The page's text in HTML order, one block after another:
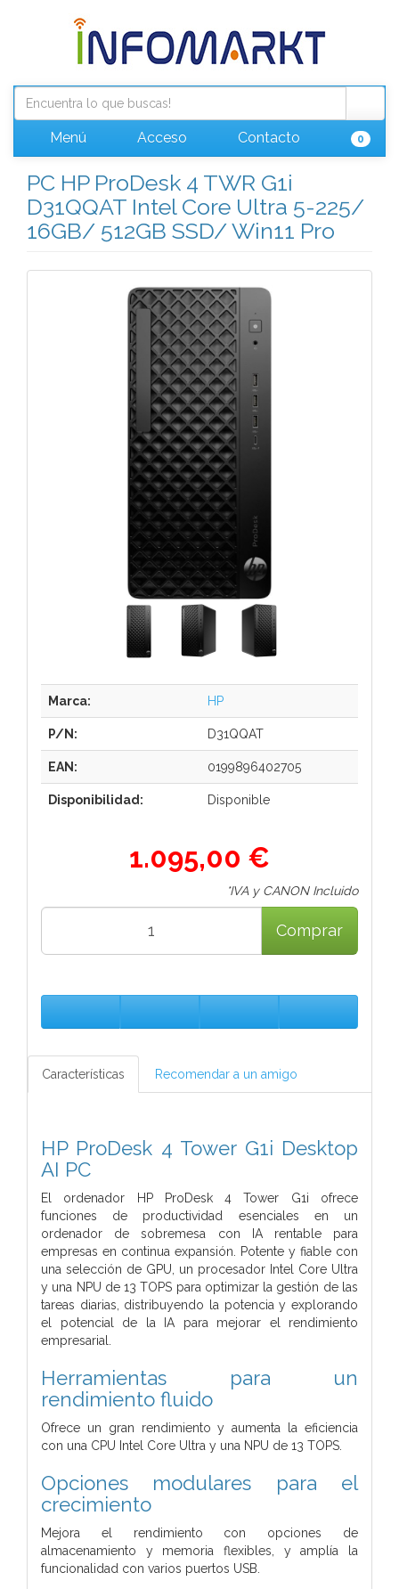
Menú Acceso Contacto 0
PC HP ProDesk 4 TWR G1i
D31QQAT Intel Core Ultra 5-225/
16GB/ 512GB SSD/ Win11 Pro
Marca: HP
P/N: D31QQAT
EAN: 0199896402705
Disponibilidad: Disponible
1.095,00 €
*IVA y CANON Incluido
Comprar
Características Recomendar a un amigo
HP ProDesk 4 Tower G1i Desktop
AI PC
El ordenador HP ProDesk 4 Tower G1i ofrece
funciones de productividad esenciales en un
ordenador de sobremesa con IA rentable para
empresas en continua expansión. Potente y fiable con
una selección de GPU, un procesador Intel Core Ultra
y una NPU de 13 TOPS para optimizar la gestión de las
tareas diarias, distribuyendo la potencia y explorando
el potencial de la IA para mejorar el rendimiento
empresarial.
Herramientas para un
rendimiento fluido
Ofrece un gran rendimiento y aumenta la eficiencia
con una CPU Intel Core Ultra y una NPU de 13 TOPS.
Opciones modulares para el
crecimiento
Mejora el rendimiento con opciones de
almacenamiento y memoria flexibles, y amplía la
funcionalidad con varios puertos USB.